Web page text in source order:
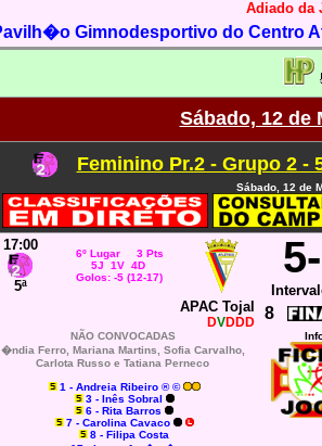
Adiado da
Gimnodesportivo do Centro
Sábado, 12 de
Feminino Pr.2 - Grupo 2 -
Sábado, 12 de
17:00
5ª
6º Lugar 3 Pts
5J 1V 4D
Golos: -5 (12-17)
5
APAC Tojal
DVDDD 8
NÃO CONVOCADAS
�ndia Ferro, Mariana Martins, Sofia Carvalho,
Carlota Russo e Tatiana Perneco
1 - Andreia Ribeiro ® ©
3 - Inês Sobral
6 - Rita Barros
7 - Carolina Cavaco
8 - Filipa Costa